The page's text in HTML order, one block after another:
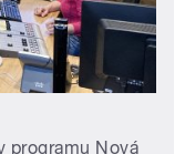
programu Nová